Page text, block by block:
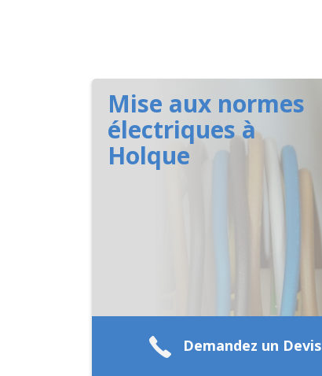
Mise aux normes
électriques à
Holque
Demandez un Devis